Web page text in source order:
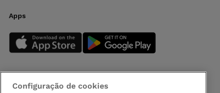
Apps
Siga-nos
Configuração de cookies